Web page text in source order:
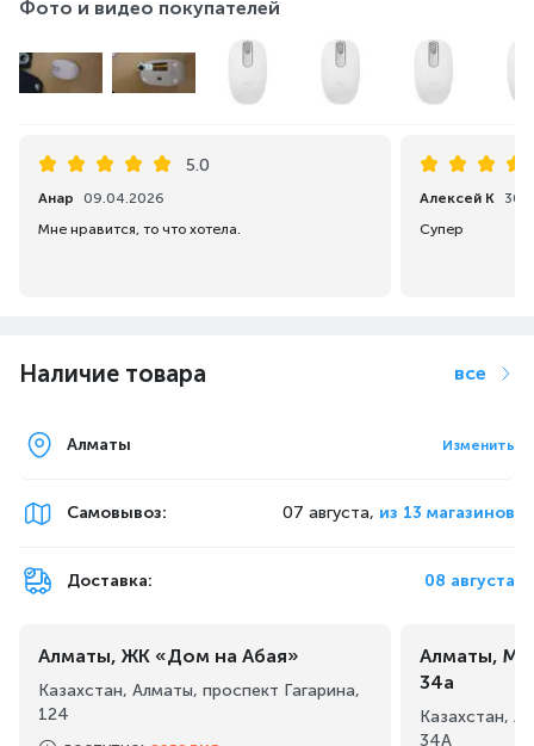
Фото и видео покупателей
5.0
Анар
09.04.2026
Мне нравится, то что хотела.
Алексей К
Супер
Наличие товара все
Алматы Изменить
Самовывоз: 07 августа, из 13 магазинов
Доставка: 08 августа
Алматы, ЖК «Дом на Абая»
Казахстан, Алматы, проспект Гагарина,
124
Алматы,
34а
Казахстан,
34А